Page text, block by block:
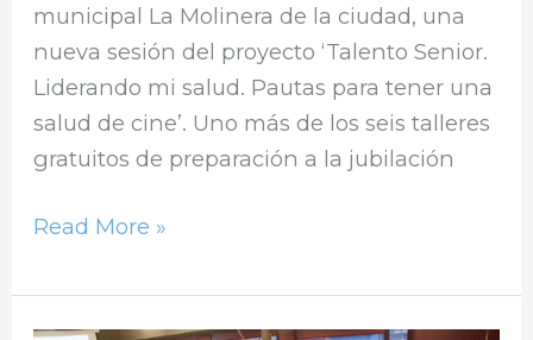
municipal La Molinera de la ciudad, una
nueva sesión del proyecto ‘Talento Senior.
Liderando mi salud. Pautas para tener una
salud de cine’. Uno más de los seis talleres
gratuitos de preparación a la jubilación
Read More »